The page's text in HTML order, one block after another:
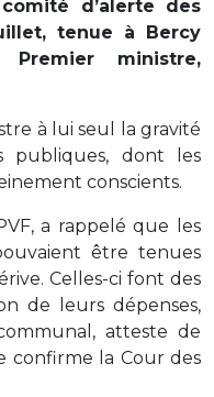
d’alerte des
tenue à Bercy
ministre,
à lui seul la gravité
publiques, dont les
conscients.
a rappelé que les
être tenues
Celles-ci font des
de leurs dépenses,
atteste de
confirme la Cour des